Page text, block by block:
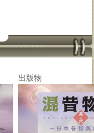
出版物